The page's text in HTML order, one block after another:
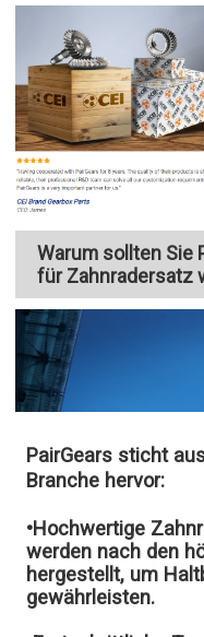
Warum sollten Sie
für Zahnradersatz
PairGears sticht
Branche hervor:
•Hochwertige
werden nach den
hergestellt, um
gewährleisten.